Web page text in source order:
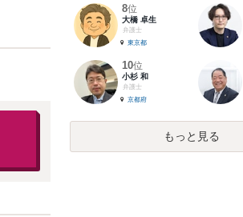
8位
大橋 卓生
弁護士
東京都
10位
小杉 和
弁護士
京都府
もっと見る